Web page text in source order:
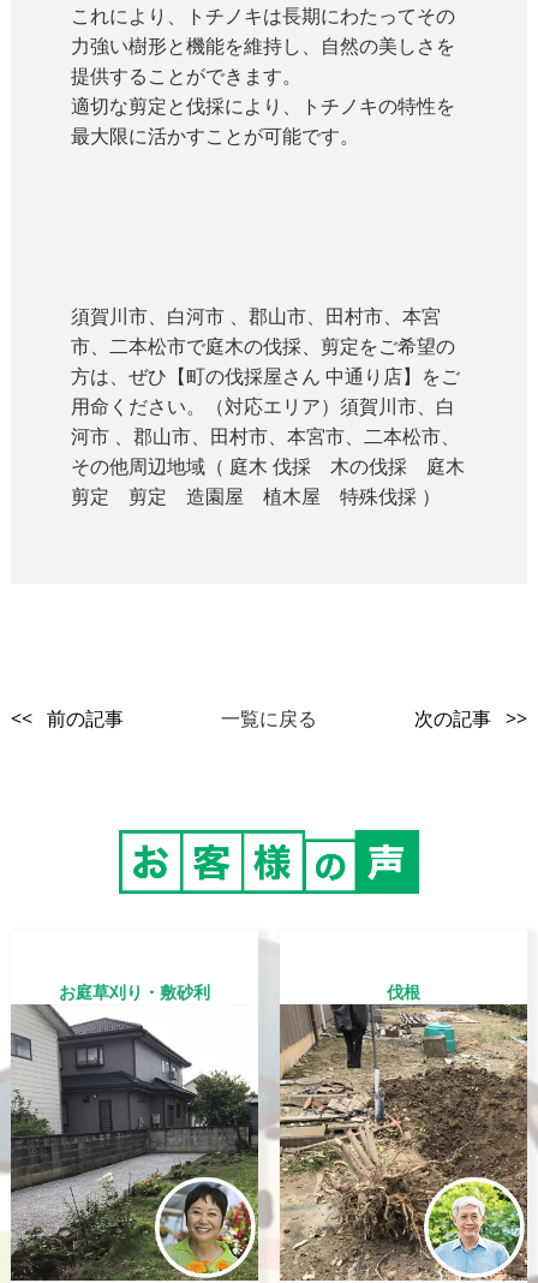
これにより、トチノキは長期にわたってその
力強い樹形と機能を維持し、自然の美しさを
提供することができます。
適切な剪定と伐採により、トチノキの特性を
最大限に活かすことが可能です。
須賀川市、白河市 、郡山市、田村市、本宮
市、二本松市で庭木の伐採、剪定をご希望の
方は、ぜひ【町の伐採屋さん 中通り店】をご
用命ください。（対応エリア）須賀川市、白
河市 、郡山市、田村市、本宮市、二本松市、
その他周辺地域（ 庭木 伐採 木の伐採 庭木
剪定 剪定 造園屋 植木屋 特殊伐採 ）
<< 前の記事 一覧に戻る 次の記事 >>
お庭草刈り・敷砂利 伐根